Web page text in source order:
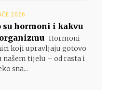
2026.
su hormoni i kakvu
Hormoni
koji upravljaju gotovo
našem tijelu – od rasta i
sna...